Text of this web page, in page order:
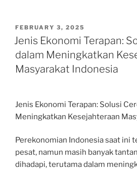
POSTED
ON
FEBRUARY 3, 2025
Jenis Ekonomi Terapan:
dalam Meningkatkan
Masyarakat Indonesia
Jenis Ekonomi Terapan: Solusi
Meningkatkan Kesejahteraan
Perekonomian Indonesia saat ini
pesat, namun masih banyak
dihadapi, terutama dalam